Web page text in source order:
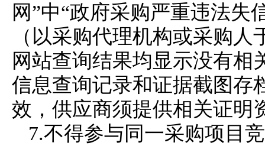
网”中“政府采购严重违法失
（以采购代理机构或采购人
网站查询结果均显示没有相
信息查询记录和证据截图存
效， 供应商须提供相关证明
7.不得参与同一采购项目